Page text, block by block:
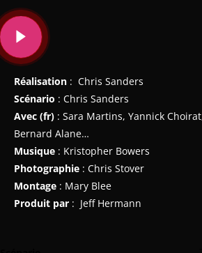
Réalisation : Chris Sanders
Scénario : Chris Sanders
Avec (fr) : Sara Martins, Yannick
Bernard Alane…
Musique : Kristopher Bowers
Photographie : Chris Stover
Montage : Mary Blee
Produit par : Jeff Hermann